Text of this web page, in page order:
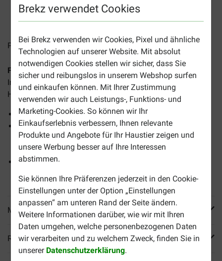
Brekz verwendet Cookies
Bei Brekz verwenden wir Cookies, Pixel und ähnliche
Technologien auf unserer Website. Mit absolut
notwendigen Cookies stellen wir sicher, dass Sie
sicher und reibungslos in unserem Webshop surfen
und einkaufen können. Mit Ihrer Zustimmung
verwenden wir auch Leistungs-, Funktions- und
Marketing-Cookies. So können wir Ihr
Einkaufserlebnis verbessern, Ihnen relevante
Produkte und Angebote für Ihr Haustier zeigen und
unsere Werbung besser auf Ihre Interessen
abstimmen.
Sie können Ihre Präferenzen jederzeit in den Cookie-
Einstellungen unter der Option „Einstellungen
anpassen“ am unteren Rand der Seite ändern.
Weitere Informationen darüber, wie wir mit Ihren
Daten umgehen, welche personenbezogenen Daten
wir verarbeiten und zu welchem Zweck, finden Sie in
unserer Datenschutzerklärung.
2-4 Arbeitstage, sofern nicht anders angegeben
Preise inkl. MwSt zzgl.Versandkosten
Farmfood HE Classic Hundefutter
enthält alle wichtigen
Inhaltsstoffe für eine optimale Ernährung aller
Hunderassen, mit einem hohen Energiewert
100% natürliche Inhaltsstoffe
Enthält keine Farbstoffe, Aromastoffe, Antioxidantien,
chemische Zusatzstoffe, Emulgatoren oder
Konservierungsmittel
Reine Rohstoffe, optimale Verwertbarkeit & einen hohen
Brennwert
Mehr Produktinfos
Reviews